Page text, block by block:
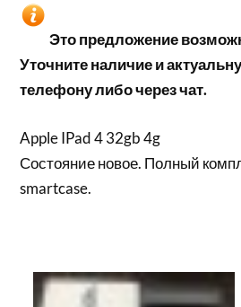
Это предложение
Уточните наличие и
телефону либо через чат.
Apple IPad 4 32gb 4g
Состояние новое. Полный
smartcase.